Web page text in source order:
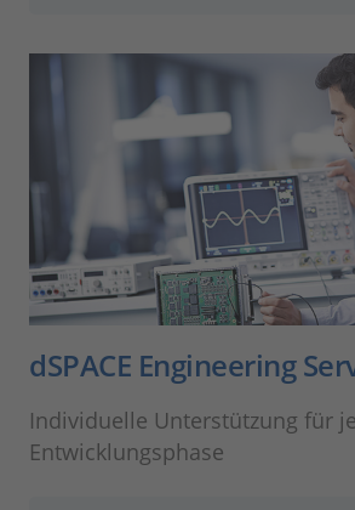
dSPACE Engineering
Individuelle Unterstützung für
Entwicklungsphase